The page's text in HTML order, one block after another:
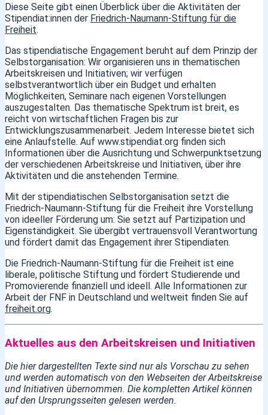
Diese Seite gibt einen Überblick über die Aktivitäten der
Stipendiat:innen der Friedrich-Naumann-Stiftung für die
Freiheit.
Das stipendiatische Engagement beruht auf dem Prinzip der
Selbstorganisation: Wir organisieren uns in thematischen
Arbeitskreisen und Initiativen; wir verfügen
selbstverantwortlich über ein Budget und erhalten
Möglichkeiten, Seminare nach eigenen Vorstellungen
auszugestalten. Das thematische Spektrum ist breit, es
reicht von wirtschaftlichen Fragen bis zur
Entwicklungszusammenarbeit. Jedem Interesse bietet sich
eine Anlaufstelle. Auf www.stipendiat.org finden sich
Informationen über die Ausrichtung und Schwerpunktsetzung
der verschiedenen Arbeitskreise und Initiativen, über ihre
Aktivitäten und die anstehenden Termine.
Mit der stipendiatischen Selbstorganisation setzt die
Friedrich-Naumann-Stiftung für die Freiheit ihre Vorstellung
von ideeller Förderung um: Sie setzt auf Partizipation und
Eigenständigkeit. Sie übergibt vertrauensvoll Verantwortung
und fördert damit das Engagement ihrer Stipendiaten.
Die Friedrich-Naumann-Stiftung für die Freiheit ist eine
liberale, politische Stiftung und fördert Studierende und
Promovierende finanziell und ideell. Alle Informationen zur
Arbeit der FNF in Deutschland und weltweit finden Sie auf
freiheit.org.
Aktuelles aus den Arbeitskreisen und Initiativen
Die hier dargestellten Texte sind nur als Vorschau zu sehen
und werden automatisch von den Webseiten der Arbeitskreise
und Initiativen übernommen. Die kompletten Artikel können
auf den Ursprungsseiten gelesen werden.